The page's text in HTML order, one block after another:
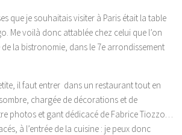
que je souhaitais visiter à Paris était la table
Me voilà donc attablée chez celui que l’on
la bistronomie, dans le 7e arrondissement
il faut entrer dans un restaurant tout en
chargée de décorations et de
photos et gant dédicacé de Fabrice Tiozzo…
à l’entrée de la cuisine : je peux donc